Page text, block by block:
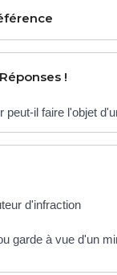
!
peut-il faire l'objet
d'infraction
garde à vue d'un